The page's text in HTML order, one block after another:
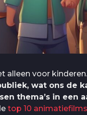
alleen voor kinderen.
wat ons de
thema’s in een
top 10 animatiefilms